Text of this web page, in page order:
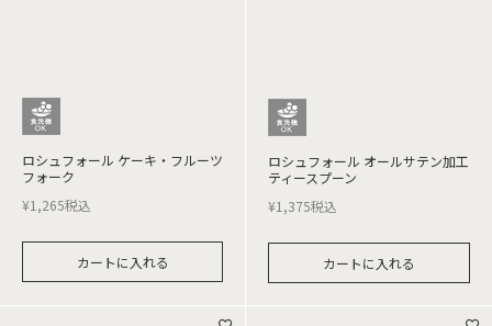
ロシュフォール ケーキ・フルーツ
フォーク
¥1,265税込
カートに入れる
ロシュフォール オールサテン加工
ティースプーン
¥1,375税込
カートに入れる